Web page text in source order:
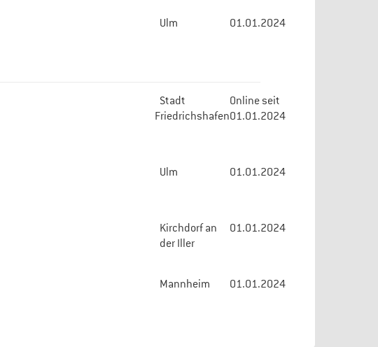
Ulm 01.01.2024
Stadt Online seit
Friedrichshafen01.01.2024
Ulm 01.01.2024
Kirchdorf an
der Iller
01.01.2024
Mannheim 01.01.2024